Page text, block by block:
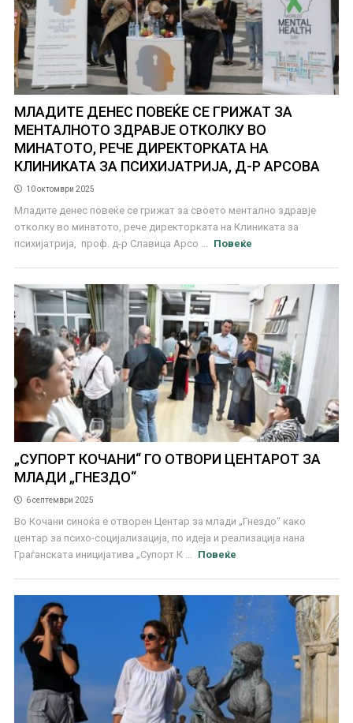
МЛАДИТЕ ДЕНЕС ПОВЕЌЕ СЕ ГРИЖАТ ЗА
МЕНТАЛНОТО ЗДРАВЈЕ ОТКОЛКУ ВО
МИНАТОТО, РЕЧЕ ДИРЕКТОРКАТА НА
КЛИНИКАТА ЗА ПСИХИЈАТРИЈА, Д-Р АРСОВА
10 октомври 2025
Mладите денес повеќе се грижат за своето ментално здравје
отколку во минатото, рече директорката на Клиниката за
психијатрија, проф. д-р Славица Арсо ...
Повеќе
„СУПОРТ КОЧАНИ“ ГО ОТВОРИ ЦЕНТАРОТ ЗА
МЛАДИ „ГНЕЗДО“
6 септември 2025
Во Кочани синоќа е отворен Центар за млади „Гнездо“ како
центар за психо-социјализација, по идеја и реализација нана
Граѓанската иницијатива „Супорт К ...
Повеќе